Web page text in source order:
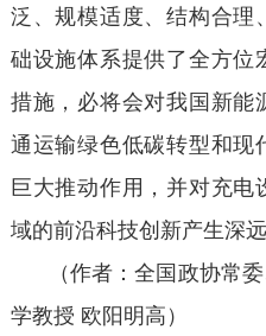
泛、规模适度、结构合理
础设施体系提供了全方位
措施，必将会对我国新能
通运输绿色低碳转型和现
巨大推动作用，并对充电
域的前沿科技创新产生深远
（作者：全国政协常
学教授 欧阳明高）